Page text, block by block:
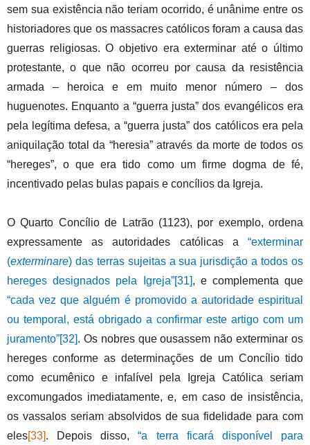
sem sua existência não teriam ocorrido, é unânime entre os
historiadores que os massacres católicos foram a causa das
guerras religiosas. O objetivo era exterminar até o último
protestante, o que não ocorreu por causa da resistência
armada – heroica e em muito menor número – dos
huguenotes. Enquanto a “guerra justa” dos evangélicos era
pela legítima defesa, a “guerra justa” dos católicos era pela
aniquilação total da “heresia” através da morte de todos os
“hereges”, o que era tido como um firme dogma de fé,
incentivado pelas bulas papais e concílios da Igreja.
O Quarto Concílio de Latrão (1123), por exemplo, ordena
expressamente as autoridades católicas a “exterminar
(exterminare) das terras sujeitas a sua jurisdição a todos os
hereges designados pela Igreja”[31], e complementa que
“cada vez que alguém é promovido a autoridade espiritual
ou temporal, está obrigado a confirmar este artigo com um
juramento”[32]. Os nobres que ousassem não exterminar os
hereges conforme as determinações de um Concílio tido
como ecumênico e infalível pela Igreja Católica seriam
excomungados imediatamente, e, em caso de insistência,
os vassalos seriam absolvidos de sua fidelidade para com
eles[33]. Depois disso,“a terra ficará disponível para